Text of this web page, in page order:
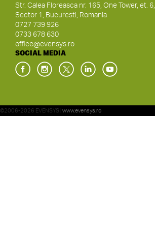
Str. Calea Floreasca nr. 165, One Tower, et. 6,
Sector 1, Bucuresti, Romania
0727 739 926
0733 678 630
office@evensys.ro
SOCIAL MEDIA
©2006-2026 EVENSYS | www.evensys.ro